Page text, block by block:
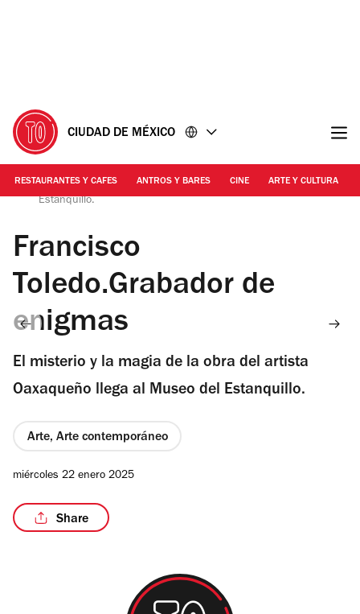
CIUDAD DE MÉXICO
RESTAURANTES Y CAFES ANTROS Y BARES CINE ARTE Y CULTURA
Fotografía: Tomada de la página oficial del Museo del
Estanquillo.
Francisco
Toledo.Grabador de
enigmas
El misterio y la magia de la obra del artista
Oaxaqueño llega al Museo del Estanquillo.
Arte, Arte contemporáneo
miércoles 22 enero 2025
Share